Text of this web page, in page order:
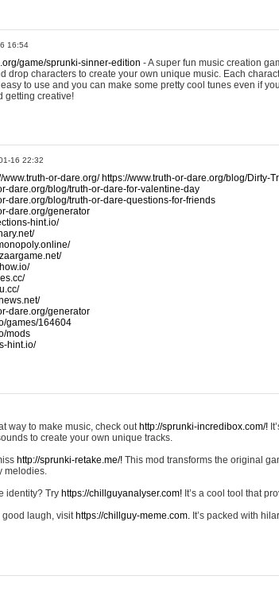
16:54
game/sprunki-sinner-edition - A super fun music creation
drop characters to create your own unique music. Each
to use and you can make some pretty cool tunes even if
getting creative!
16 22:32
www.truth-or-dare.org/ https://www.truth-or-dare.org/blog/Dirty-
dare.org/blog/truth-or-dare-for-valentine-day
dare.org/blog/truth-or-dare-questions-for-friends
dare.org/generator
hint.io/
dare.org/generator
games/164604
mods
hint.io/
way to make music, check out http://sprunki-incredibox.com/!
to create your own unique tracks.
http://sprunki-retake.me/! This mod transforms the original
melodies.
identity? Try https://chillguyanalyser.com! It’s a cool tool that
good laugh, visit https://chillguy-meme.com. It’s packed with